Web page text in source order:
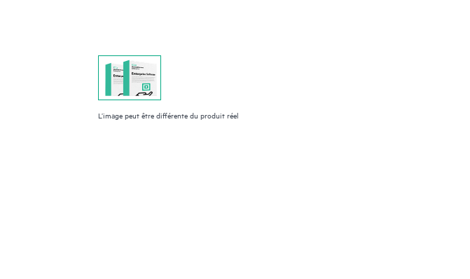
L’image peut être différente du produit réel